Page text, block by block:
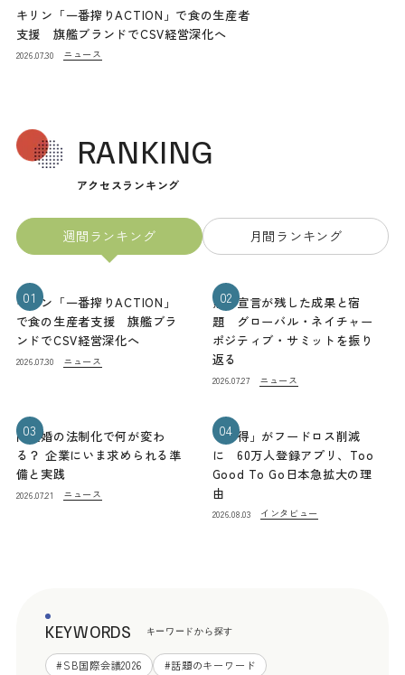
キリン「一番搾りACTION」で食の生産者
支援 旗艦ブランドでCSV経営深化へ
2026.07.30 ニュース
RANKING
アクセスランキング
週間ランキング 月間ランキング
01
キリン「一番搾りACTION」
で食の生産者支援 旗艦ブラ
ンドでCSV経営深化へ
2026.07.30 ニュース
02
熊本宣言が残した成果と宿
題 グローバル・ネイチャー
ポジティブ・サミットを振り
返る
2026.07.27 ニュース
03
同性婚の法制化で何が変わ
る？ 企業にいま求められる準
備と実践
2026.07.21 ニュース
04
「お得」がフードロス削減
に 60万人登録アプリ、Too
Good To Go日本急拡大の理
由
2026.08.03 インタビュー
KEYWORDS キーワードから探す
#SB国際会議2026 #話題のキーワード